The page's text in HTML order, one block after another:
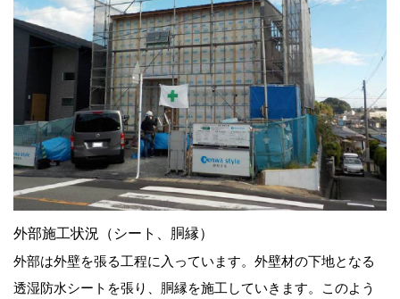
外部施工状況（シート、胴縁）
外部は外壁を張る工程に入っています。外壁材の下地となる
透湿防水シートを張り、胴縁を施工していきます。このよう